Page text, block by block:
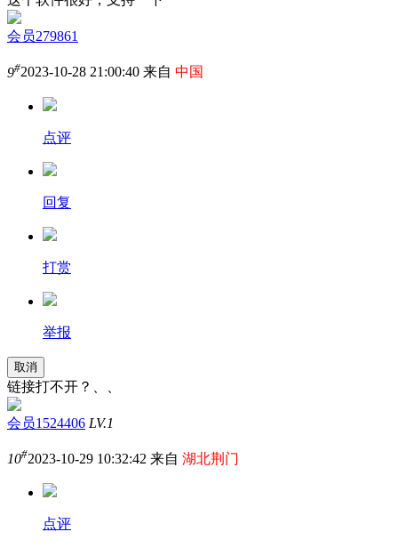
会员279861
9#2023-10-28 21:00:40 来自 中国
点评
回复
打赏
举报
取消
链接打不开？、、
会员1524406 LV.1
10#2023-10-29 10:32:42 来自 湖北荆门
点评